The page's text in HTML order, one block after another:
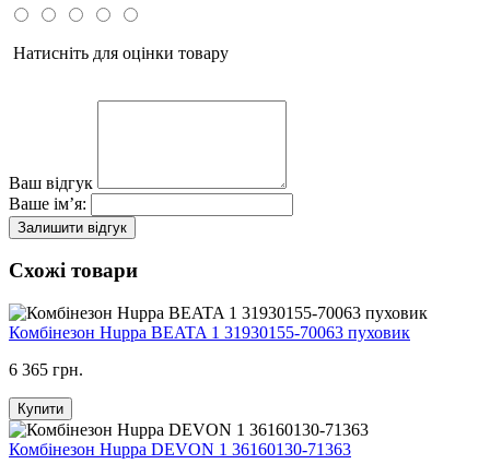
Натисніть для оцінки товару
Ваш відгук
Ваше ім’я:
Залишити відгук
Схожі товари
Комбінезон Huppa BEATA 1 31930155-70063 пуховик
6 365 грн.
Купити
Комбінезон Huppa DEVON 1 36160130-71363